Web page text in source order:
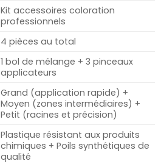
Kit accessoires coloration
professionnels
4 pièces au total
1 bol de mélange + 3 pinceaux
applicateurs
Grand (application rapide) +
Moyen (zones intermédiaires) +
Petit (racines et précision)
Plastique résistant aux produits
chimiques + Poils synthétiques de
qualité